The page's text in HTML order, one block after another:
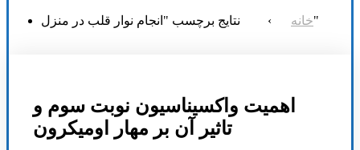
خانه › نتایج برچسب "انجام نوار قلب در منزل"
اهمیت واکسیناسیون نوبت سوم و
تاثیر آن بر مهار اومیکرون